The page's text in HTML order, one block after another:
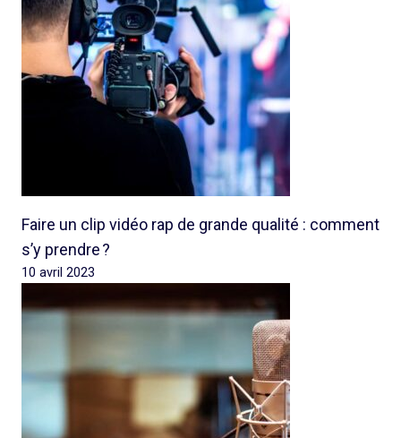
Faire un clip vidéo rap de grande qualité : comment
s’y prendre ?
10 avril 2023